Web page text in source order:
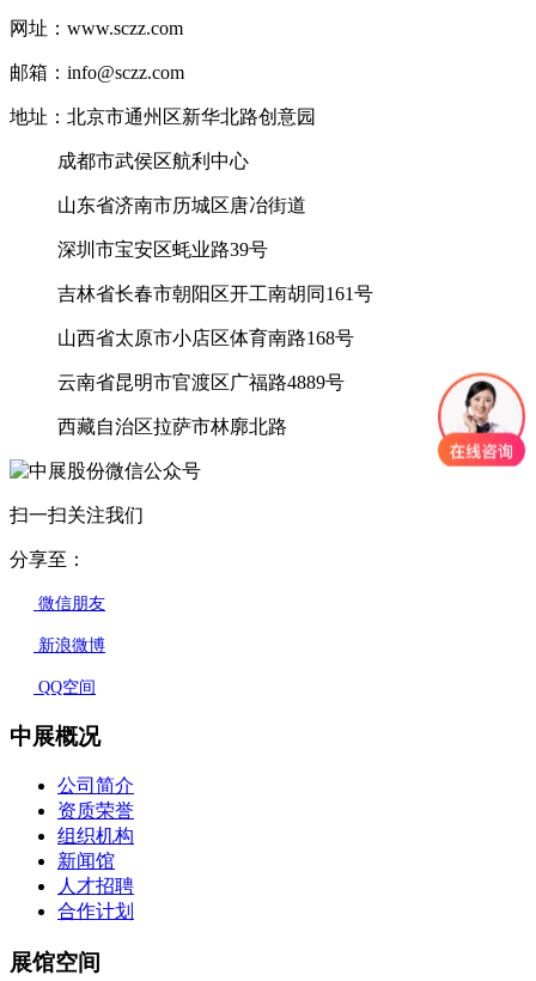
网址：www.sczz.com
邮箱：info@sczz.com
地址：北京市通州区新华北路创意园
成都市武侯区航利中心
山东省济南市历城区唐冶街道
深圳市宝安区蚝业路39号
吉林省长春市朝阳区开工南胡同161号
山西省太原市小店区体育南路168号
云南省昆明市官渡区广福路4889号
西藏自治区拉萨市林廓北路
扫一扫关注我们
分享至：
微信朋友
新浪微博
QQ空间
中展概况
公司简介
资质荣誉
组织机构
新闻馆
人才招聘
合作计划
展馆空间